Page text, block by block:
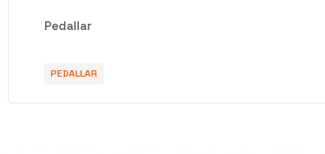
Pedallar
PEDALLAR